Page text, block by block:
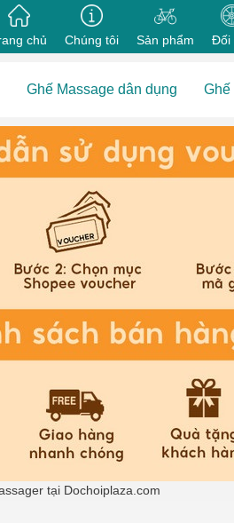
chủ Chúng tôi Sản phẩm Đối
Ghế Massage dân dụng Ghế
tại Dochoiplaza.com